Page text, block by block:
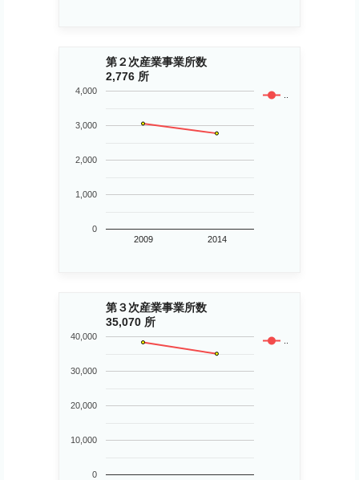
第２次産業事業所数
2,776 所
..
2009 2014
0
1,000
2,000
3,000
4,000
第３次産業事業所数
35,070 所
..
0
10,000
20,000
30,000
40,000